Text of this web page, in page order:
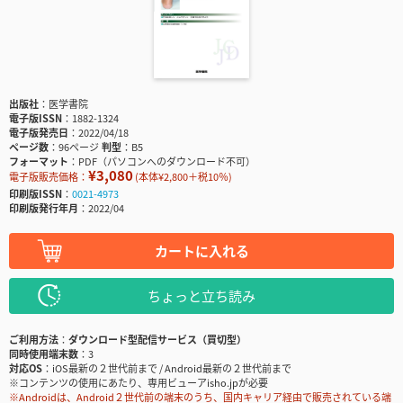
出版社
医学書院
電子版ISSN
1882-1324
電子版発売日
2022/04/18
ページ数
96ページ判型
B5
フォーマット
PDF（パソコンへのダウンロード不可）
電子版販売価格： ¥3,080(本体¥2,800＋税10％)
印刷版ISSN
0021-4973
印刷版発行年月
2022/04
カートに入れる
ちょっと立ち読み
ご利用方法
ダウンロード型配信サービス（買切型）
同時使用端末数
3
対応OS
iOS最新の２世代前まで / Android最新の２世代前まで
※コンテンツの使用にあたり、専用ビューアisho.jpが必要
※Androidは、Android２世代前の端末のうち、国内キャリア経由で販売されている端